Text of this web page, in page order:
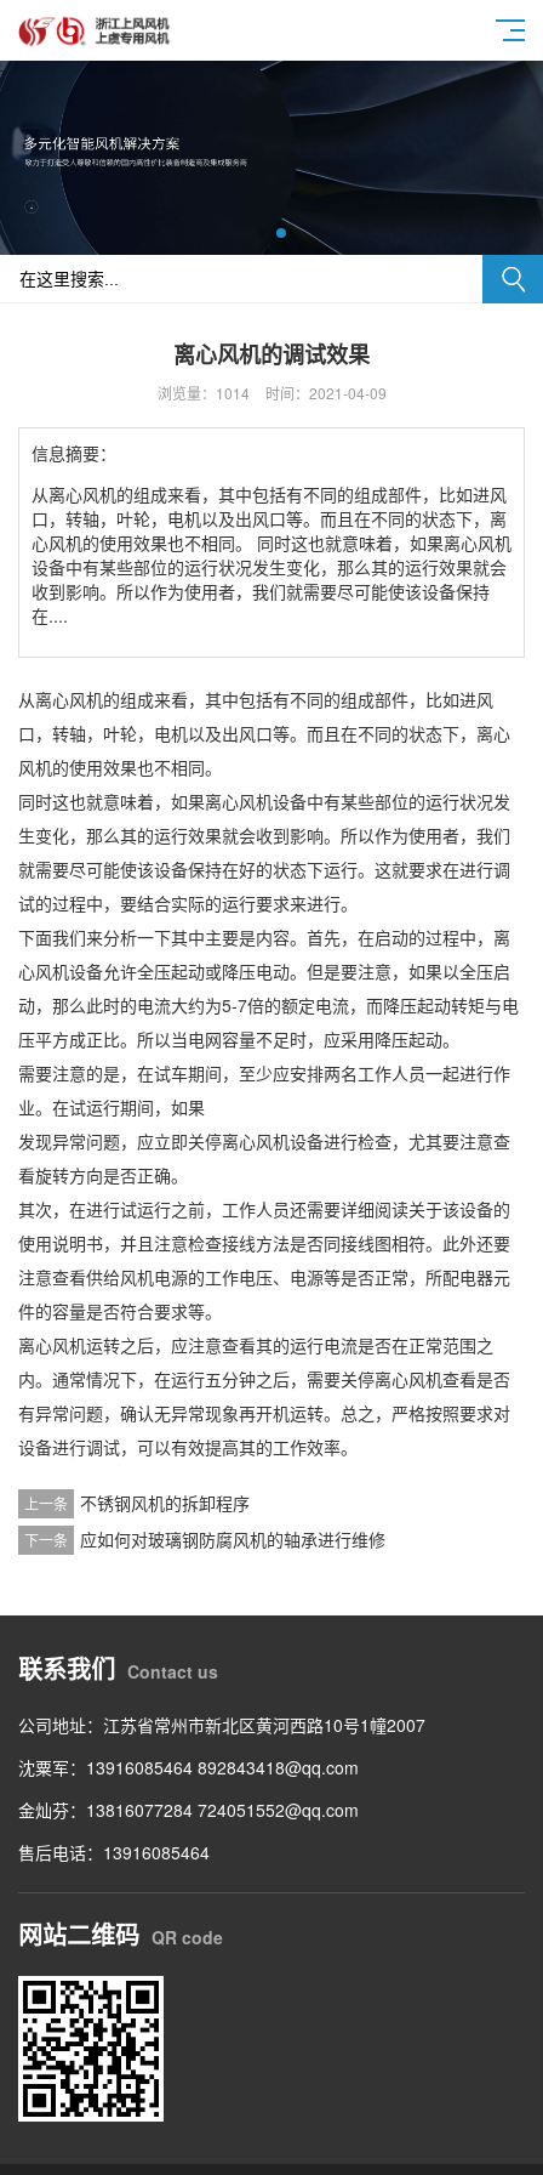
离心风机的调试效果
浏览量：1014 时间：2021-04-09
信息摘要：
从离心风机的组成来看，其中包括有不同的组成部件，比如进风
口，转轴，叶轮，电机以及出风口等。而且在不同的状态下，离
心风机的使用效果也不相同。 同时这也就意味着，如果离心风机
设备中有某些部位的运行状况发生变化，那么其的运行效果就会
收到影响。所以作为使用者，我们就需要尽可能使该设备保持
在....
从离心风机的组成来看，其中包括有不同的组成部件，比如进风
口，转轴，叶轮，电机以及出风口等。而且在不同的状态下，离心
风机的使用效果也不相同。
同时这也就意味着，如果离心风机设备中有某些部位的运行状况发
生变化，那么其的运行效果就会收到影响。所以作为使用者，我们
就需要尽可能使该设备保持在好的状态下运行。这就要求在进行调
试的过程中，要结合实际的运行要求来进行。
下面我们来分析一下其中主要是内容。首先，在启动的过程中，离
心风机设备允许全压起动或降压电动。但是要注意，如果以全压启
动，那么此时的电流大约为5-7倍的额定电流，而降压起动转矩与电
压平方成正比。所以当电网容量不足时，应采用降压起动。
需要注意的是，在试车期间，至少应安排两名工作人员一起进行作
业。在试运行期间，如果
发现异常问题，应立即关停离心风机设备进行检查，尤其要注意查
看旋转方向是否正确。
其次，在进行试运行之前，工作人员还需要详细阅读关于该设备的
使用说明书，并且注意检查接线方法是否同接线图相符。此外还要
注意查看供给风机电源的工作电压、电源等是否正常，所配电器元
件的容量是否符合要求等。
离心风机运转之后，应注意查看其的运行电流是否在正常范围之
内。通常情况下，在运行五分钟之后，需要关停离心风机查看是否
有异常问题，确认无异常现象再开机运转。总之，严格按照要求对
设备进行调试，可以有效提高其的工作效率。
上一条 不锈钢风机的拆卸程序
下一条 应如何对玻璃钢防腐风机的轴承进行维修
联系我们 Contact us
公司地址：江苏省常州市新北区黄河西路10号1幢2007
沈粟军：13916085464 892843418@qq.com
金灿芬：13816077284 724051552@qq.com
售后电话：13916085464
网站二维码 QR code